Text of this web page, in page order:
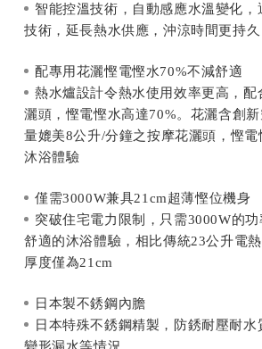
智能控溫技術，自動感應水溫變化，
技術，延長熱水供應，沖涼時間更持久
配專用花灑慳電慳水70%不減舒適
熱水爐設計令熱水使用效率更高，配
灑頭，慳電慳水高達70%。花灑含創
量媲美8公升/分鐘之按摩花灑頭，慳電
沐浴體驗
僅需3000W兼具21cm超薄慳位機身
突破住宅電力限制，只需3000W的功
舒適的沐浴體驗，相比傳統23公升電
厚度僅為21cm
日本製不銹鋼內膽
日本特殊不銹鋼精製，防銹耐壓耐
變形漏水等情況